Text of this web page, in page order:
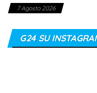
7 Agosto 2026
G24 SU